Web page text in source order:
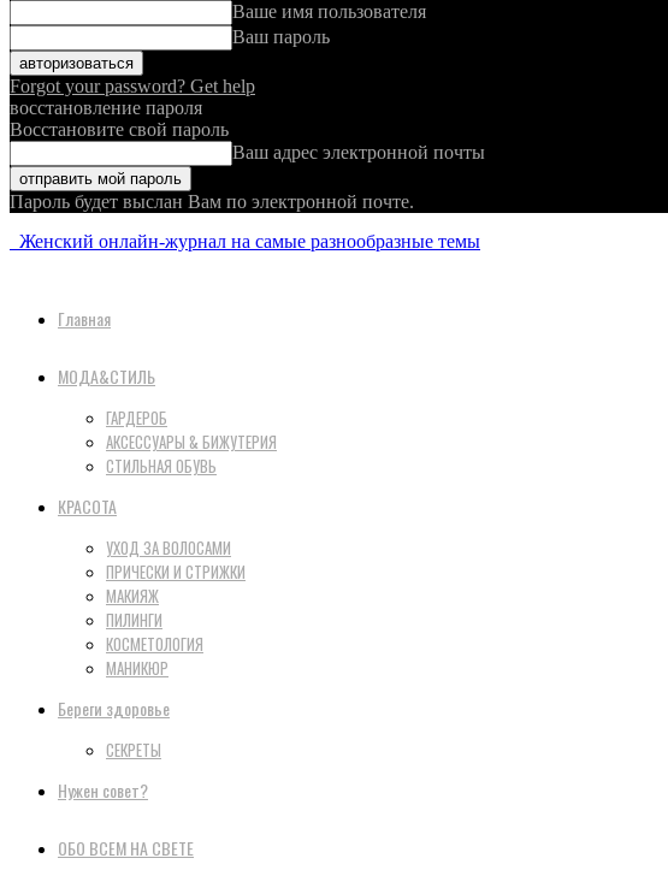
Ваше имя пользователя
Ваш пароль
Forgot your password? Get help
восстановление пароля
Восстановите свой пароль
Ваш адрес электронной почты
Пароль будет выслан Вам по электронной почте.
Женский онлайн-журнал на самые разнообразные темы
Главная
МОДА&СТИЛЬ
ГАРДЕРОБ
АКСЕССУАРЫ & БИЖУТЕРИЯ
СТИЛЬНАЯ ОБУВЬ
КРАСОТА
УХОД ЗА ВОЛОСАМИ
ПРИЧЕСКИ И СТРИЖКИ
МАКИЯЖ
ПИЛИНГИ
КОСМЕТОЛОГИЯ
МАНИКЮР
Береги здоровье
СЕКРЕТЫ
Нужен совет?
ОБО ВСЕМ НА СВЕТЕ